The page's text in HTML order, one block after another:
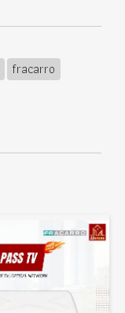
fracarro